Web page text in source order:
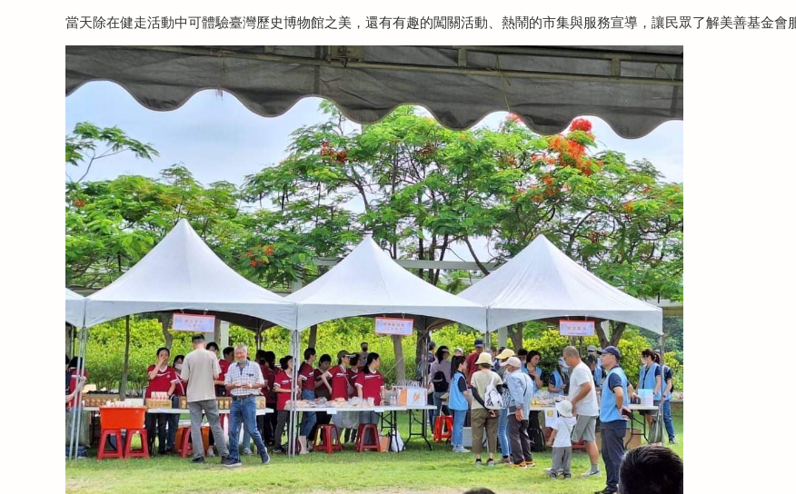
當天除在健走活動中可體驗臺灣歷史博物館之美，還有有趣的闖關活動、熱鬧的市集與服務宣導，讓民眾了解美善基金會